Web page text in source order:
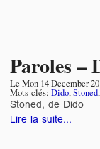
Paroles –
Le Mon 14 December
Mots-clés: Dido,Stoned,
Stoned, de Dido
Lire la suite...